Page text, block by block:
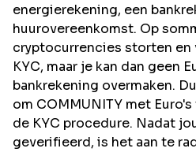
energierekening, een
huurovereenkomst. Op
cryptocurrencies storten en
KYC, maar je kan dan geen
bankrekening overmaken.
om COMMUNITY met
de KYC procedure. Nadat
geverifieerd, is het aan te